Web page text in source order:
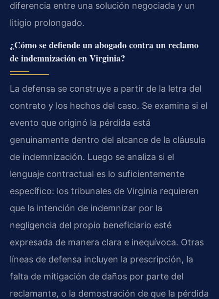
diferencia entre una solución negociada y un
litigio prolongado.
¿Cómo se defiende un abogado contra un reclamo
de indemnización en Virginia?
La defensa se construye a partir de la letra del
contrato y los hechos del caso. Se examina si el
evento que originó la pérdida está
genuinamente dentro del alcance de la cláusula
de indemnización. Luego se analiza si el
lenguaje contractual es lo suficientemente
específico: los tribunales de Virginia requieren
que la intención de indemnizar por la
negligencia del propio beneficiario esté
expresada de manera clara e inequívoca. Otras
líneas de defensa incluyen la prescripción, la
falta de mitigación de daños por parte del
reclamante, o la demostración de que la pérdida